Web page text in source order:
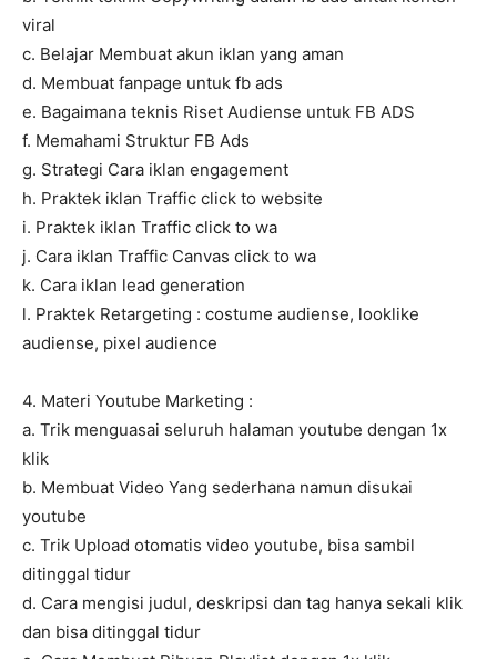
viral
c. Belajar Membuat akun iklan yang aman
d. Membuat fanpage untuk fb ads
e. Bagaimana teknis Riset Audiense untuk FB ADS
f. Memahami Struktur FB Ads
g. Strategi Cara iklan engagement
h. Praktek iklan Traffic click to website
i. Praktek iklan Traffic click to wa
j. Cara iklan Traffic Canvas click to wa
k. Cara iklan lead generation
l. Praktek Retargeting : costume audiense, looklike
audiense, pixel audience
4. Materi Youtube Marketing :
a. Trik menguasai seluruh halaman youtube dengan 1x
klik
b. Membuat Video Yang sederhana namun disukai
youtube
c. Trik Upload otomatis video youtube, bisa sambil
ditinggal tidur
d. Cara mengisi judul, deskripsi dan tag hanya sekali klik
dan bisa ditinggal tidur